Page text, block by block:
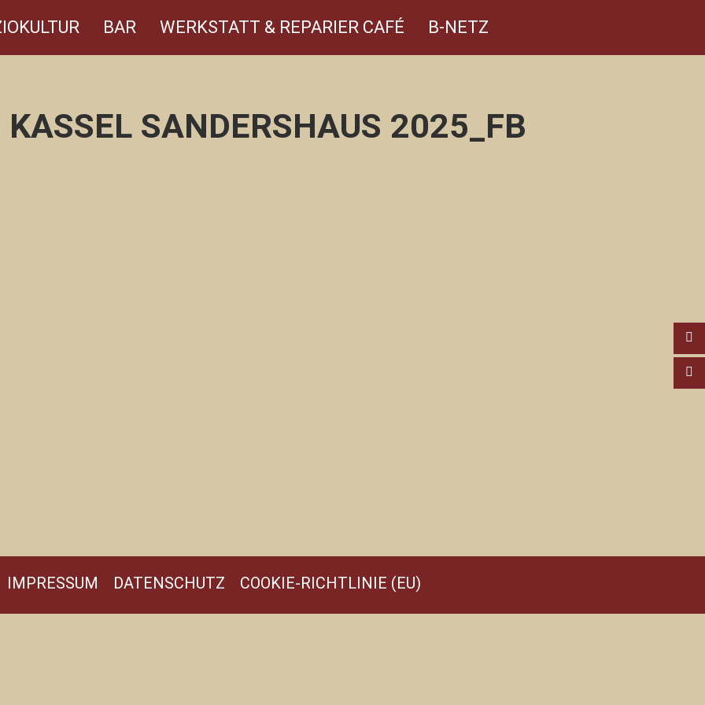
BAR WERKSTATT & REPARIER CAFÉ B-NETZ
KASSEL SANDERSHAUS 2025_FB
IMPRESSUM DATENSCHUTZ COOKIE-RICHTLINIE (EU)